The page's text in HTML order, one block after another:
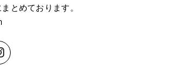
とめております。